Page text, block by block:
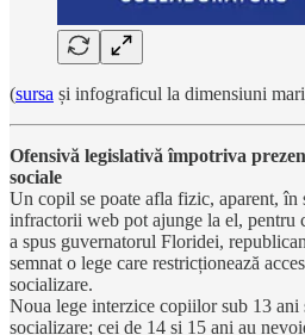
(sursa și infograficul la dimensiuni
Ofensivă legislativă împotriva
sociale
Un copil se poate afla fizic, aparent, în
infractorii web pot ajunge la el, pentru
a spus guvernatorul Floridei,
semnat o lege care restricționează
socializare.
Noua lege interzice copiilor sub 13
socializare; cei de 14 și 15 ani au